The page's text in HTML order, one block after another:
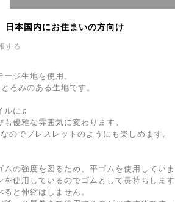
日本国内にお住まいの方向け
する
ジ生地を使用。
ろみのある生地です。
ルに♫
優雅な雰囲気に変わります。
のでブレスレットのようにも楽しめます。
ムの強度を図るため、平ゴムを使用していま
を使用しているのでゴムとして長持ちしま
と伸縮はしません。